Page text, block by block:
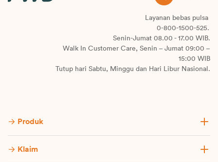
Layanan bebas pulsa
0-800-1500-525.
Senin-Jumat 08.00 - 17.00 WIB.
Walk In Customer Care, Senin – Jumat 09:00 –
15:00 WIB
Tutup hari Sabtu, Minggu dan Hari Libur Nasional.
Produk
Klaim